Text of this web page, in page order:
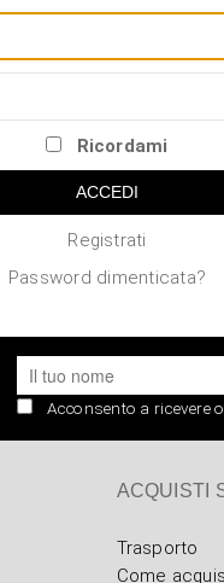
Ricordami
Registrati
Password dimenticata?
Acconsento a ricevere
ACQUISTI
Trasporto
Come